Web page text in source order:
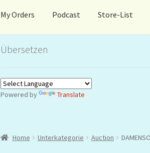
My Orders Podcast Store-List
StartAbout/Impressum
Übersetzen
Powered by Translate
Home Unterkategorie Auction